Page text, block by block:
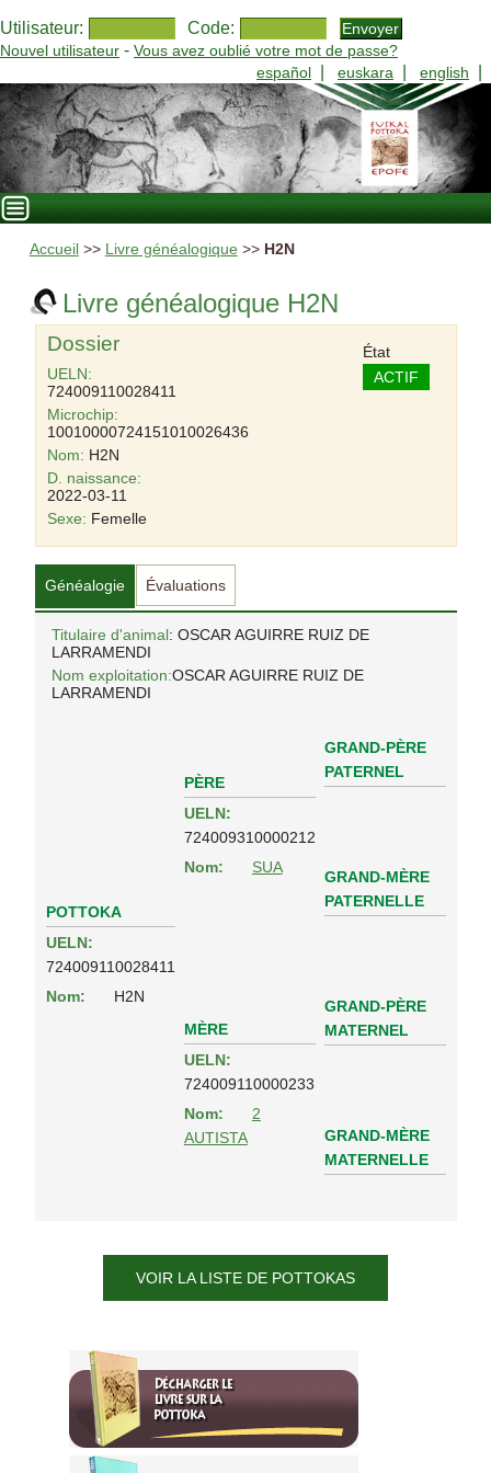
Utilisateur: Code:
Nouvel utilisateur - Vous avez oublié votre mot de passe?
español
euskara english
Accueil >> Livre généalogique >> H2N
Livre généalogique H2N
Dossier
UELN:
724009110028411
Microchip:
10010000724151010026436
Nom: H2N
D. naissance:
2022-03-11
Sexe: Femelle
État
ACTIF
Généalogie Évaluations
Titulaire d'animal: OSCAR AGUIRRE RUIZ DE
LARRAMENDI
Nom exploitation:OSCAR AGUIRRE RUIZ DE
LARRAMENDI
POTTOKA
UELN:
724009110028411
Nom:
H2N
PÈRE
UELN:
724009310000212
Nom:
SUA
GRAND-PÈRE
PATERNEL
GRAND-MÈRE
PATERNELLE
MÈRE
UELN:
724009110000233
Nom:
2
AUTISTA
GRAND-PÈRE
MATERNEL
GRAND-MÈRE
MATERNELLE
VOIR LA LISTE DE POTTOKAS